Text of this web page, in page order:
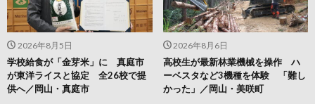
2026年8月6日
高校生が最新林業機械を操作 ハ
ーベスタなど3機種を体験 「難し
かった」／岡山・美咲町
2026年8月5日
学校給食が「金芽米」に 真庭市
が東洋ライスと協定 全26校で提
供へ／岡山・真庭市